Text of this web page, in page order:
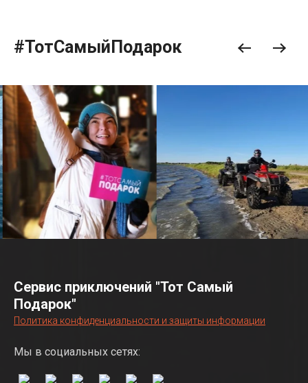
#ТотСамыйПодарок
Сервис приключений "Тот Самый
Подарок"
Политика конфиденциальности и защиты информации
Мы в социальных сетях: